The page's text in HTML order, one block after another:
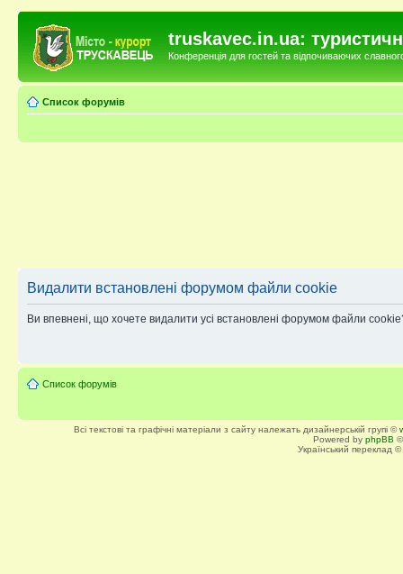
truskavec.in.ua:
Конференція для гостей та відпочиваючих
Список форумів
Видалити встановлені форумом файли cookie
Ви впевнені, що хочете видалити усі встановлені форумом файли
Список форумів
Всі текстові та графічні матеріали з сайту належать дизайнерській групі ©
Powered by phpBB
Український переклад